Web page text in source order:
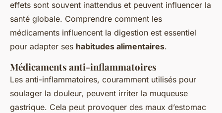
effets sont souvent inattendus et peuvent influencer la
santé globale. Comprendre comment les
médicaments influencent la digestion est essentiel
pour adapter ses habitudes alimentaires.
Médicaments anti-inflammatoires
Les anti-inflammatoires, couramment utilisés pour
soulager la douleur, peuvent irriter la muqueuse
gastrique. Cela peut provoquer des maux d’estomac